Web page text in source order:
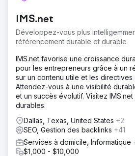
IMS.net
Développez-vous plus
référencement durable et durable
IMS.net favorise une croissance
pour les entrepreneurs grâce à un
sur un contenu utile et les directives
Attendez-vous à une visibilité
et un succès évolutif. Visitez
durables.
Dallas, Texas, United States +2
SEO, Gestion des backlinks +41
Services à domicile, Informatique
$1,000 - $10,000